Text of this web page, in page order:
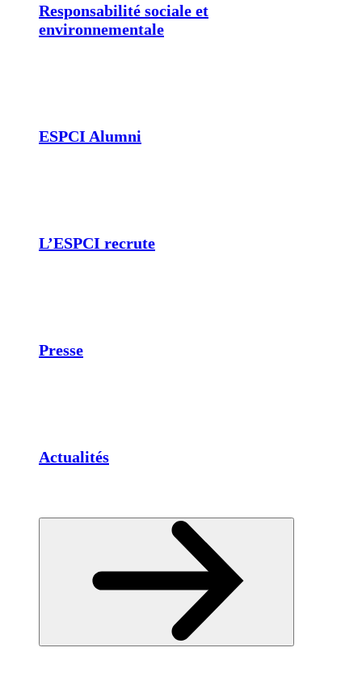
Responsabilité sociale et
environnementale
ESPCI Alumni
L’ESPCI recrute
Presse
Actualités